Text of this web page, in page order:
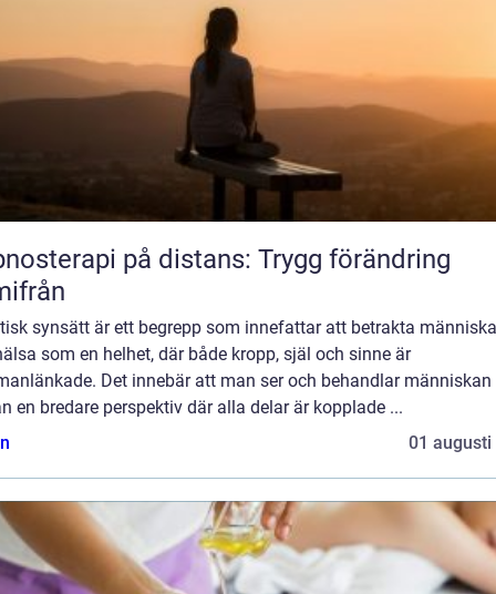
på distans: Trygg förändring
synsätt är ett begrepp som innefattar att betrakta
som en helhet, där både kropp, själ och sinne är
Det innebär att man ser och behandlar människan
en bredare perspektiv där alla delar är kopplade ...
01 augusti